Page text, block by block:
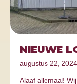
NIEUWE
augustus 22, 2024
Alaaf allemaal!